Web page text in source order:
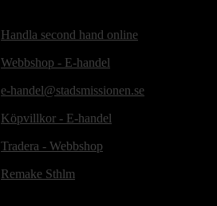
Handla second hand online
Webbshop - E-handel
e-handel@stadsmissionen.se
Köpvillkor - E-handel
Tradera - Webbshop
Remake Sthlm